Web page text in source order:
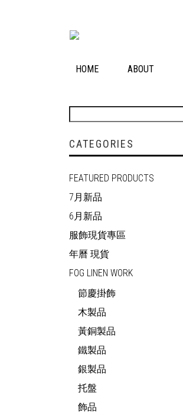
HOME ABOUT
CATEGORIES
FEATURED PRODUCTS
7月新品
6月新品
服飾現貨專區
年曆 現貨
FOG LINEN WORK
節慶掛飾
木製品
黃銅製品
鐵製品
銀製品
托盤
飾品